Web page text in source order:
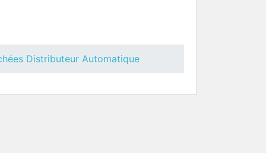
Distributeur Automatique